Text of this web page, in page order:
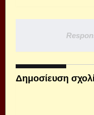
Δημοσίευση